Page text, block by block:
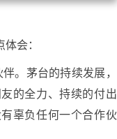
会：
。茅台的持续发展，
的全力、持续的付出
辜负任何一个合作伙